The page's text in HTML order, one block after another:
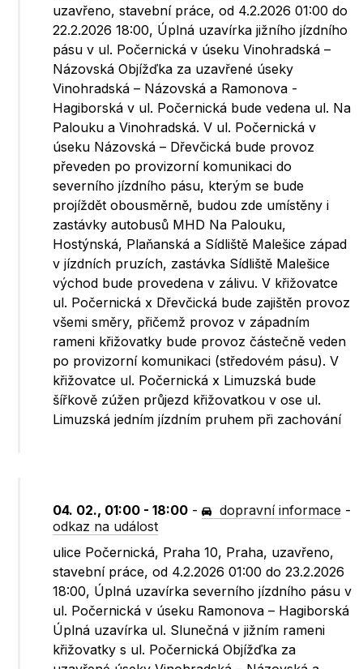
uzavřeno, stavební práce, od 4.2.2026 01:00 do
22.2.2026 18:00, Úplná uzavírka jižního jízdního
pásu v ul. Počernická v úseku Vinohradská –
Názovská Objížďka za uzavřené úseky
Vinohradská – Názovská a Ramonova -
Hagiborská v ul. Počernická bude vedena ul. Na
Palouku a Vinohradská. V ul. Počernická v
úseku Názovská – Dřevčická bude provoz
převeden po provizorní komunikaci do
severního jízdního pásu, kterým se bude
projíždět obousměrně, budou zde umístěny i
zastávky autobusů MHD Na Palouku,
Hostýnská, Plaňanská a Sídliště Malešice západ
v jízdních pruzích, zastávka Sídliště Malešice
východ bude provedena v zálivu. V křižovatce
ul. Počernická x Dřevčická bude zajištěn provoz
všemi směry, přičemž provoz v západním
rameni křižovatky bude provoz částečně veden
po provizorní komunikaci (středovém pásu). V
křižovatce ul. Počernická x Limuzská bude
šířkově zúžen průjezd křižovatkou v ose ul.
Limuzská jedním jízdním pruhem při zachování
04. 02., 01:00 - 18:00 - dopravní informace -
odkaz na událost
ulice Počernická, Praha 10, Praha, uzavřeno,
stavební práce, od 4.2.2026 01:00 do 23.2.2026
18:00, Úplná uzavírka severního jízdního pásu v
ul. Počernická v úseku Ramonova – Hagiborská
Úplná uzavírka ul. Slunečná v jižním rameni
křižovatky s ul. Počernická Objížďka za